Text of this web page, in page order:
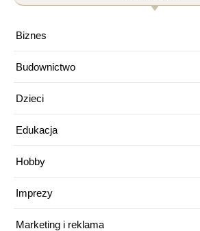
Biznes
Budownictwo
Dzieci
Edukacja
Hobby
Imprezy
Marketing i reklama